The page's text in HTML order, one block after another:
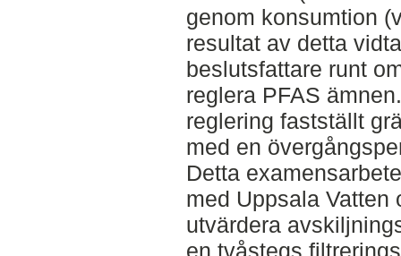
genom konsumtion
resultat av detta
beslutsfattare runt
reglera PFAS
reglering fastställt
med en
Detta
med Uppsala Vatten
utvärdera
en tvåstegs